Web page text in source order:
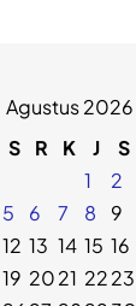
Agustus 2026
S R K J S
1
2
5 6 7 8 9
12 13 14 15 16
19 2021 2223